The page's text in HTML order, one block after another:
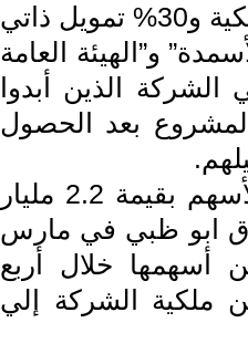
ومخطط تمويلها بواقع 70% قروض بنكية و30% تمويل ذاتي
و”الهيئة العامة
الذين أبدوا
بعد الحصول
- أبو قير للأسمدة باعت 10% من الأسهم بقيمة 2.2 مليار
ثم 21.3% لصندوق ابو ظبي في مارس
قد باعت 31.2% من أسهمها خلال أربع
الشركة إلي